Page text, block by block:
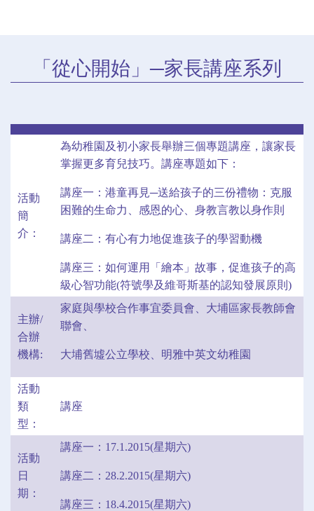
「從心開始」─家長講座系列
活動
簡
介：
為幼稚園及初小家長舉辦三個專題講座，讓家長
掌握更多育兒技巧。講座專題如下：
講座一：港童再見─送給孩子的三份禮物：克服
困難的生命力、感恩的心、身教言教以身作則
講座二：有心有力地促進孩子的學習動機
講座三：如何運用「繪本」故事，促進孩子的高
級心智功能(符號學及維哥斯基的認知發展原則)
主辦/
合辦
機構:
家庭與學校合作事宜委員會、大埔區家長教師會
聯會、
大埔舊墟公立學校、明雅中英文幼稚園
活動
類
型：
講座
活動
日
期：
講座一：17.1.2015(星期六)
講座二：28.2.2015(星期六)
講座三：18.4.2015(星期六)